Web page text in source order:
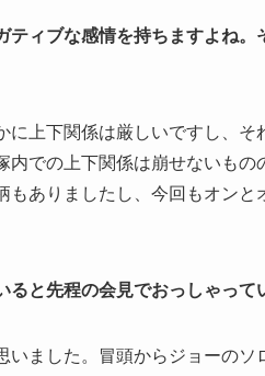
ィブな感情を持ちますよね。
上下関係は厳しいですし、そ
内での上下関係は崩せないも
もありましたし、今回もオン
と先程の会見でおっしゃって
いました。冒頭からジョーの